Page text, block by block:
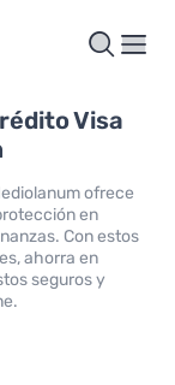
Visa
ofrece
en
Con estos
ahorra en
seguros y